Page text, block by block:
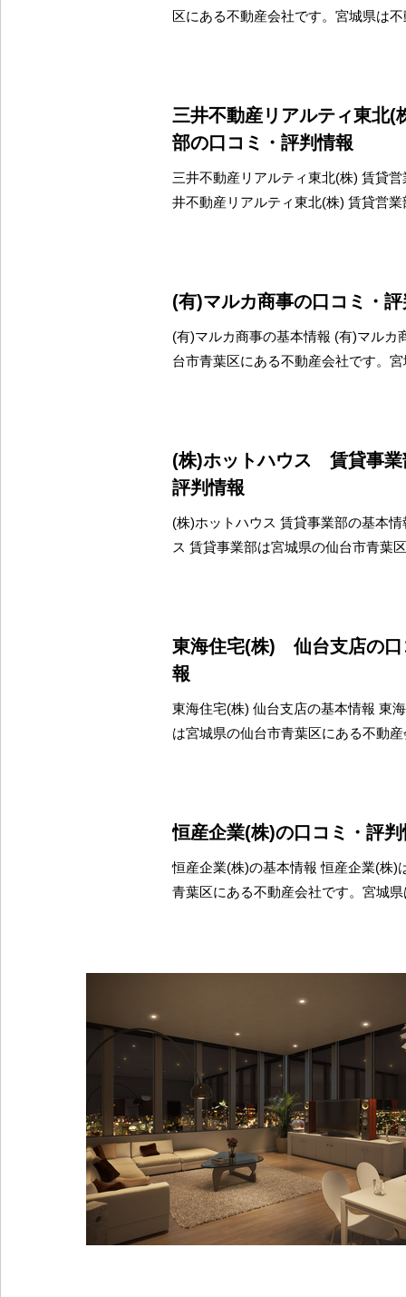
区にある不動産会社です。宮城県は
三井不動産リアルティ東北
部の口コミ・評判情報
三井不動産リアルティ東北(株) 賃貸
井不動産リアルティ東北(株) 賃貸営業
(有)マルカ商事の口コミ・
(有)マルカ商事の基本情報 (有)マルカ
台市青葉区にある不動産会社です。
(株)ホットハウス 賃貸事業
評判情報
(株)ホットハウス 賃貸事業部の基本
ス 賃貸事業部は宮城県の仙台市青葉
東海住宅(株) 仙台支店の口
報
東海住宅(株) 仙台支店の基本情報 東
は宮城県の仙台市青葉区にある不動
恒産企業(株)の口コミ・評
恒産企業(株)の基本情報 恒産企業(株)
青葉区にある不動産会社です。宮城